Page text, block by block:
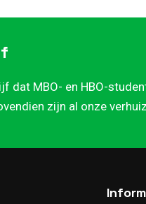
dat MBO- en HBO-
zijn al onze